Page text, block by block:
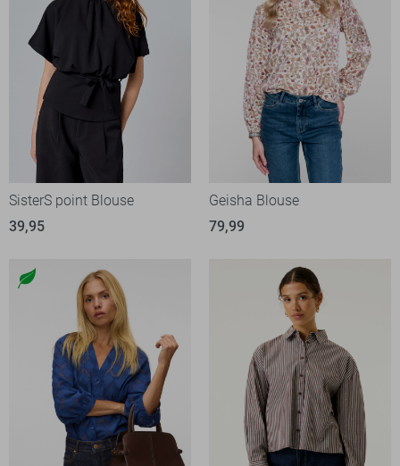
SisterS point Blouse
39,95
Geisha Blouse
79,99